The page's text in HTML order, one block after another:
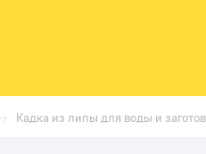
Кадка из липы для воды и